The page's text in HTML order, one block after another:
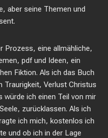
aber seine Themen und
Prozess, eine allmähliche,
pdf und Ideen, ein
Fiktion. Als ich das Buch
Traurigkeit, Verlust Christus
würde ich einen Teil von mir
zurücklassen. Als ich
ich mich, kostenlos ich
und ob ich in der Lage